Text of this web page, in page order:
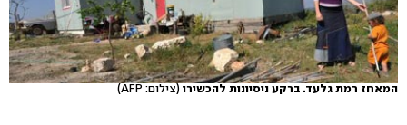
המאחז רמת גלעד. ברקע ניסיונות להכשירו (צילום: AFP)